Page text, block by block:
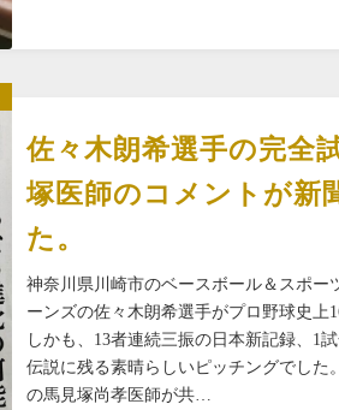
佐々木朗希選手の完全
塚医師のコメントが新
た。
神奈川県川崎市のベースボール＆スポー
ーンズの佐々木朗希選手がプロ野球史上
しかも、13者連続三振の日本新記録、1
伝説に残る素晴らしいピッチングでした
の馬見塚尚孝医師が共…